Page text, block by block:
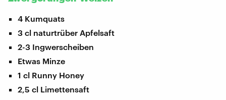
4 Kumquats
3 cl naturtrüber Apfelsaft
2-3 Ingwerscheiben
Etwas Minze
1 cl Runny Honey
2,5 cl Limettensaft